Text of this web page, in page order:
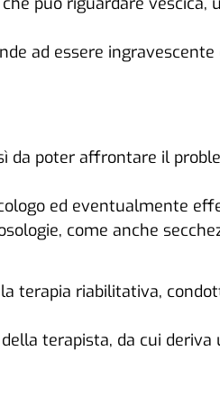
ad essere
da poter affrontare il
ed eventualmente
come anche
terapia riabilitativa,
terapista, da cui